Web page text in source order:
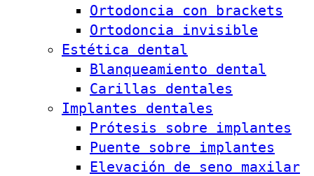
Ortodoncia con brackets
Ortodoncia invisible
Estética dental
Blanqueamiento dental
Carillas dentales
Implantes dentales
Prótesis sobre implantes
Puente sobre implantes
Elevación de seno maxilar